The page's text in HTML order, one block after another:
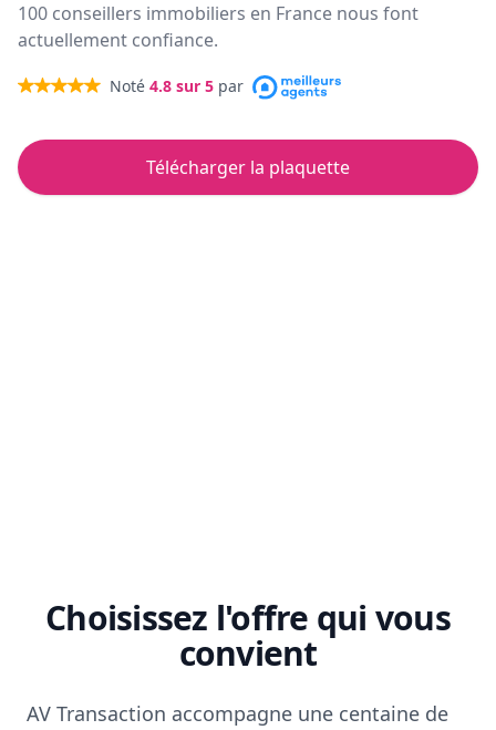
100 conseillers immobiliers en France nous font
actuellement confiance.
Noté 4.8 sur 5 par
Télécharger la plaquette
Choisissez l'offre qui vous
convient
AV Transaction accompagne une centaine de